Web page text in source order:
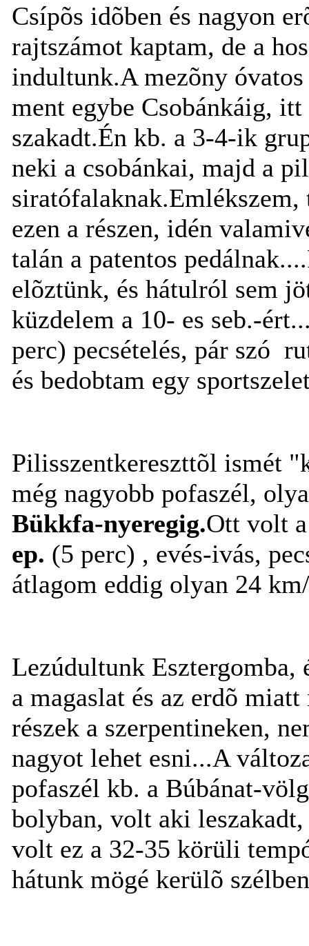
Csípõs idõben és nagyon
rajtszámot kaptam, de a
indultunk.A mezõny
ment egybe Csobánkáig,
szakadt.Én kb. a 3-4-ik
neki a csobánkai, majd a
ezen a részen, idén
talán a patentos
elõztünk, és hátulról sem
küzdelem a 10- es seb.-
perc) pecsételés, pár szó
és bedobtam egy
Pilisszentkereszttõl ismét
még nagyobb pofaszél,
Bükkfa-nyeregig.Ott volt
ep. (5 perc) , evés-ivás,
átlagom eddig olyan 24
Lezúdultunk Esztergomba,
a magaslat és az erdõ
részek a szerpentineken,
nagyot lehet esni...A
pofaszél kb. a Búbánat-
bolyban, volt aki
volt ez a 32-35 körüli
hátunk mögé kerülõ